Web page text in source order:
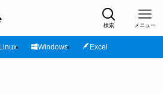
検索 メニュー
Linux Windows Excel